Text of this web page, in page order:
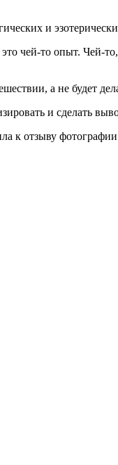
и
чей-то опыт.
а не будет
и сделать
к отзыву